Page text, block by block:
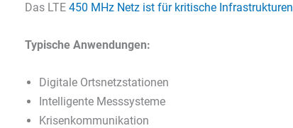
Das LTE 450 MHz Netz ist für kritische Infrastrukturen
Typische Anwendungen:
Digitale Ortsnetzstationen
Intelligente Messsysteme
Krisenkommunikation